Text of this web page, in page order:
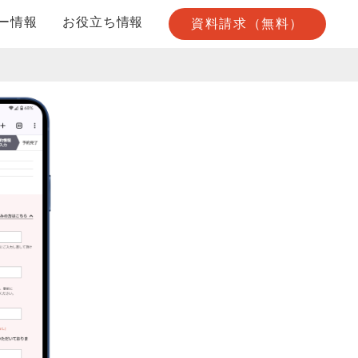
情報 お役立ち情報 資料請求（無料）